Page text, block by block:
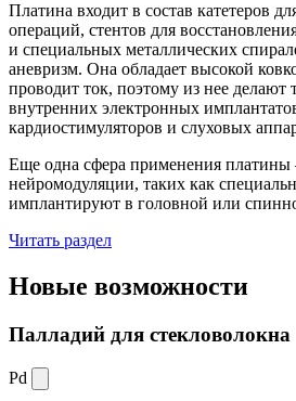
Платина входит в состав катетеров
операций, стентов для
и специальных металлических
аневризм. Она обладает высокой
проводит ток, поэтому из нее делают
внутренних электронных
кардиостимуляторов и слуховых
Еще одна сфера применения платины
нейромодуляции, таких как
имплантируют в головной или
Читать раздел
Новые возможности
Палладий для стекловолокна
Pd